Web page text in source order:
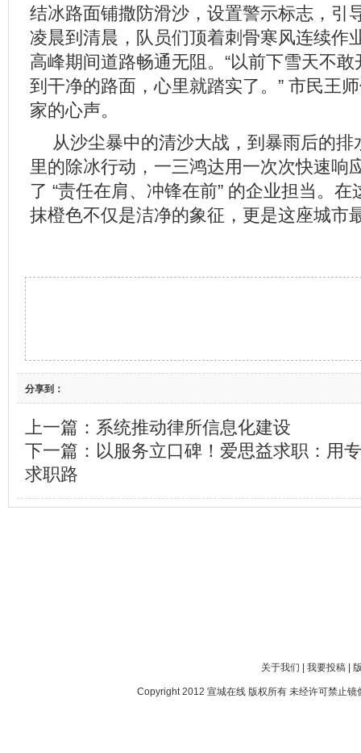
结冰路面铺撒防滑沙，设置警示标志，引
凌晨到清晨，队员们顶着刺骨寒风连续作
高峰期间道路畅通无阻。“以前下雪天不
到干净的路面，心里就踏实了。” 市民王
家的心声。
从沙尘暴中的清沙大战，到暴雨后的
里的除冰行动，一三鸿达用一次次快速响
了 “责任在肩、冲锋在前” 的企业担当。
抹橙色不仅是洁净的象征，更是这座城市
分享到：
上一篇： 系统推动律所信息化建设
下一篇： 以服务立口碑！爱思益求职：用
求职路
关于我们 我要投稿|
Copyright 2012 宣城在线 版权所有 未经许可禁止